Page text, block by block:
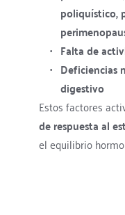
poliquístico,
Falta de
Deficiencias
digestivo
Estos factores
de respuesta al
el equilibrio